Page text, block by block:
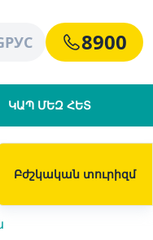
РУС 8900
ԿԱՊ ՄԵԶ ՀԵՏ
Բժշկական տուրիզմ